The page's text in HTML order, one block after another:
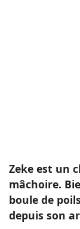
Zeke est un
mâchoire.
boule de
depuis son